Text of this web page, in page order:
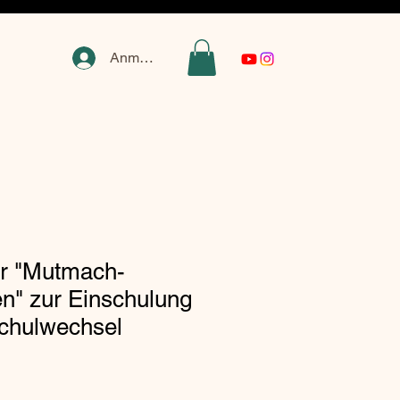
Anmelden
"Mutmach-
zur Einschulung